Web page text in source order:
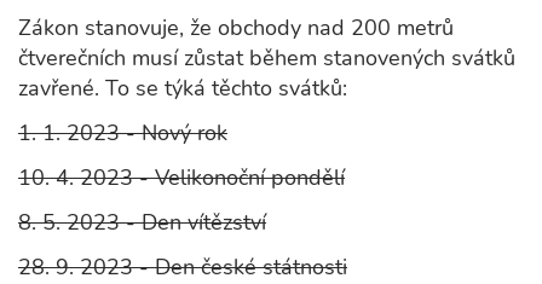
Zákon stanovuje, že obchody nad 200 metrů
čtverečních musí zůstat během stanovených svátků
zavřené. To se týká těchto svátků:
1. 1. 2023 - Nový rok
10. 4. 2023 - Velikonoční pondělí
8. 5. 2023 - Den vítězství
28. 9. 2023 - Den české státnosti